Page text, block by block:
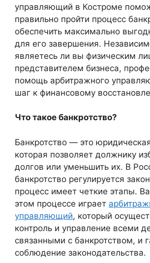
управляющий в Костроме
правильно пройти процесс
обеспечить максимально
для его завершения.
являетесь ли вы физическим
представителем бизнеса,
помощь арбитражного
шаг к финансовому
Что такое банкротство?
Банкротство — это
которая позволяет должнику
долгов или уменьшить их. В
банкротство регулируется
процесс имеет четкие этапы.
этом процессе играет
управляющий, который
контроль и управление всеми
связанными с банкротством, и
соблюдение законодательства.